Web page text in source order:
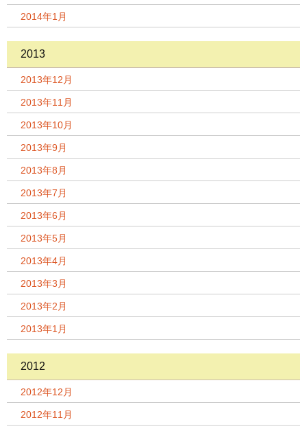
2014年1月
2013
2013年12月
2013年11月
2013年10月
2013年9月
2013年8月
2013年7月
2013年6月
2013年5月
2013年4月
2013年3月
2013年2月
2013年1月
2012
2012年12月
2012年11月